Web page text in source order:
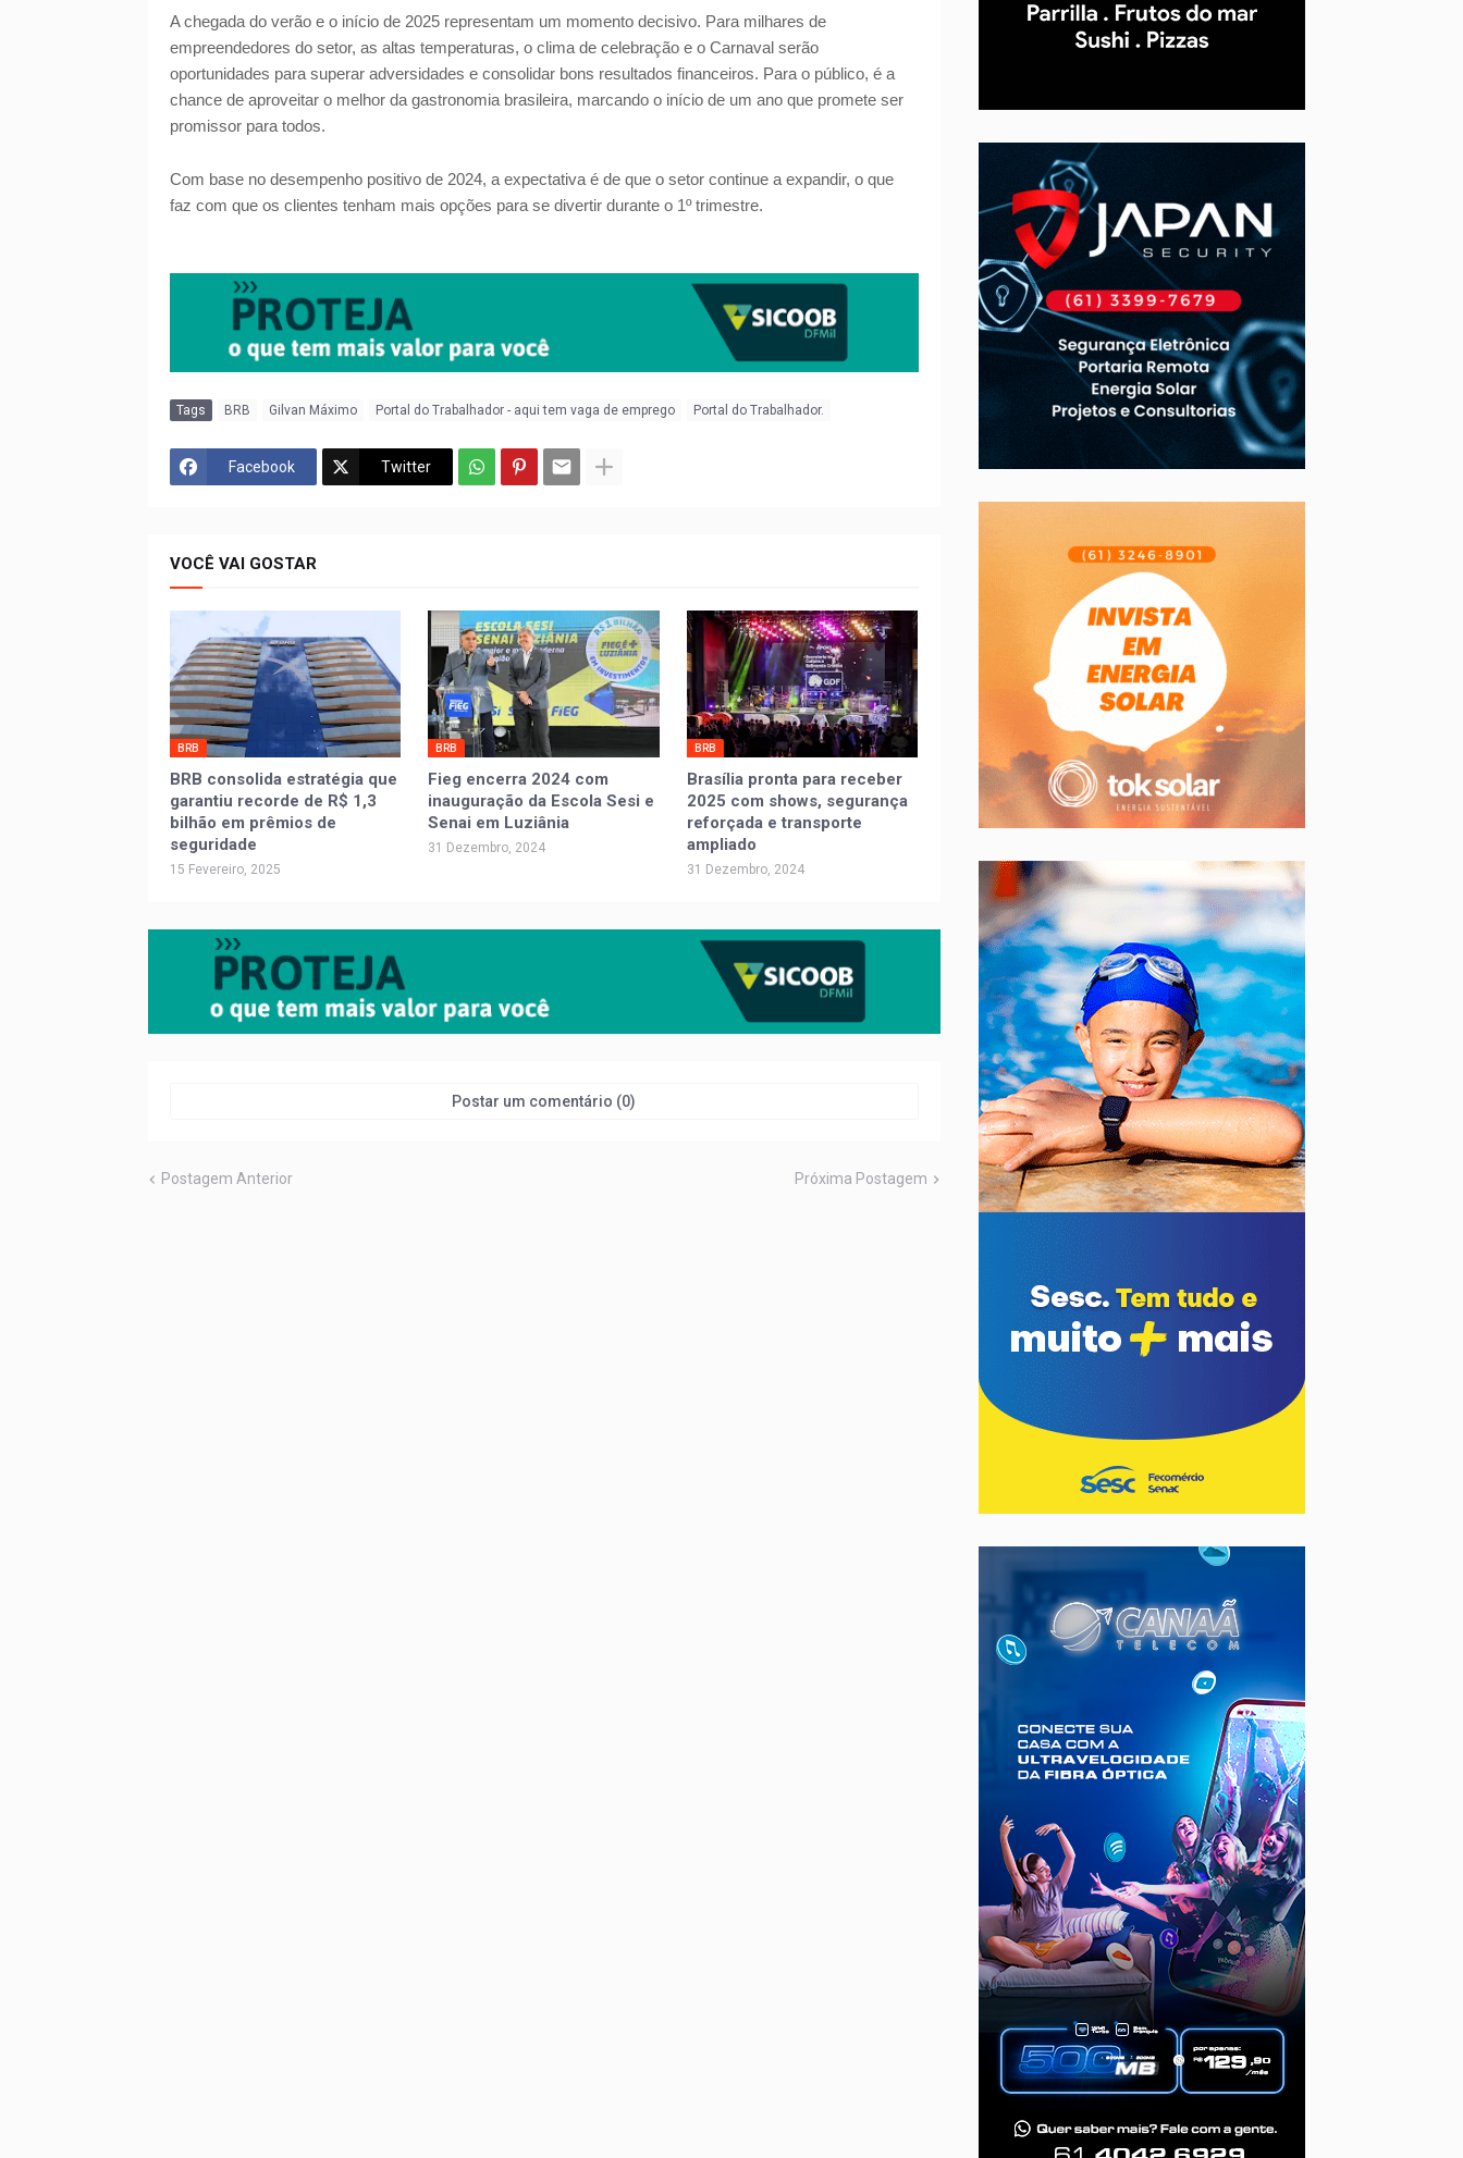
A chegada do verão e o início de 2025 representam um momento decisivo. Para milhares de
empreendedores do setor, as altas temperaturas, o clima de celebração e o Carnaval serão
oportunidades para superar adversidades e consolidar bons resultados financeiros. Para o público, é a
chance de aproveitar o melhor da gastronomia brasileira, marcando o início de um ano que promete ser
promissor para todos.
Com base no desempenho positivo de 2024, a expectativa é de que o setor continue a expandir, o que
faz com que os clientes tenham mais opções para se divertir durante o 1º trimestre.
Tags BRB Gilvan Máximo Portal do Trabalhador - aqui tem vaga de emprego Portal do Trabalhador.
Facebook Twitter
VOCÊ VAI GOSTAR
BRB
BRB consolida estratégia que
garantiu recorde de R$ 1,3
bilhão em prêmios de
seguridade
15 Fevereiro, 2025
BRB
Fieg encerra 2024 com
inauguração da Escola Sesi e
Senai em Luziânia
31 Dezembro, 2024
BRB
Brasília pronta para receber
2025 com shows, segurança
reforçada e transporte
ampliado
31 Dezembro, 2024
Postar um comentário (0)
Postagem Anterior Próxima Postagem